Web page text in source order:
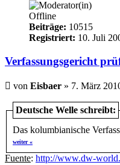
Offline
Beiträge: 10515
Registriert: 10. Juli
Verfassungsgericht
Beitrag
von Eisbaer » 7. März
Deutsche Welle schreibt:
Das kolumbianische
weiter «
Fuente: http://www.dw-